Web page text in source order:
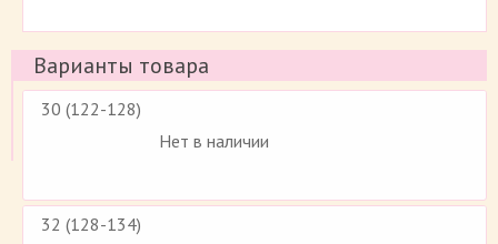
Варианты товара
30 (122-128)
Нет в наличии
32 (128-134)